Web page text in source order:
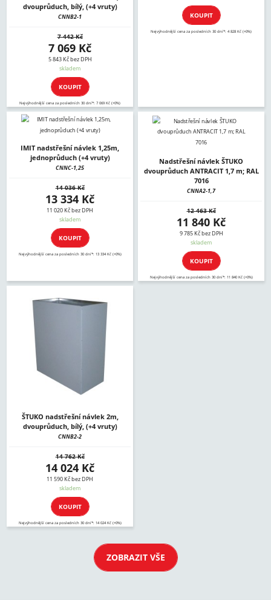
dvouprůduch, bílý, (+4 vruty)
CNNB2-1
7 442 Kč
7 069 Kč
5 843 Kč bez DPH
skladem
KOUPIT
Nejvýhodnější cena za posledních 30 dní*: 7 069 Kč (+0%)
KOUPIT
Nejvýhodnější cena za posledních 30 dní*: 4 828 Kč (+0%)
IMIT nadstřešní návlek 1,25m,
jednoprůduch (+4 vruty)
CNNC-1,25
14 036 Kč
13 334 Kč
11 020 Kč bez DPH
skladem
KOUPIT
Nejvýhodnější cena za posledních 30 dní*: 13 334 Kč (+0%)
Nadstřešní návlek ŠTUKO
dvouprůduch ANTRACIT 1,7 m; RAL
7016
CNNA2-1,7
12 463 Kč
11 840 Kč
9 785 Kč bez DPH
skladem
KOUPIT
Nejvýhodnější cena za posledních 30 dní*: 11 840 Kč (+0%)
ŠTUKO nadstřešní návlek 2m,
dvouprůduch, bílý, (+4 vruty)
CNNB2-2
14 762 Kč
14 024 Kč
11 590 Kč bez DPH
skladem
KOUPIT
Nejvýhodnější cena za posledních 30 dní*: 14 024 Kč (+0%)
ZOBRAZIT VŠE